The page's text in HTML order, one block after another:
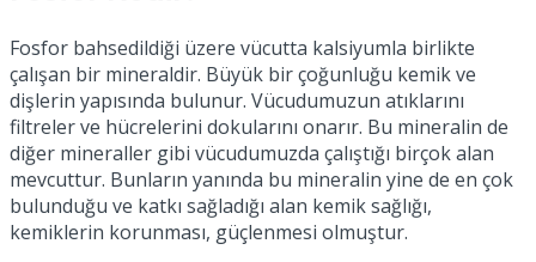
Fosfor bahsedildiği üzere vücutta kalsiyumla birlikte
çalışan bir mineraldir. Büyük bir çoğunluğu kemik ve
dişlerin yapısında bulunur. Vücudumuzun atıklarını
filtreler ve hücrelerini dokularını onarır. Bu mineralin de
diğer mineraller gibi vücudumuzda çalıştığı birçok alan
mevcuttur. Bunların yanında bu mineralin yine de en çok
bulunduğu ve katkı sağladığı alan kemik sağlığı,
kemiklerin korunması, güçlenmesi olmuştur.